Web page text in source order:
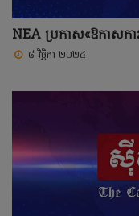
NEA ប្រកាស«ឱកាសកា
៨ វិច្ឆិកា ២០២៤